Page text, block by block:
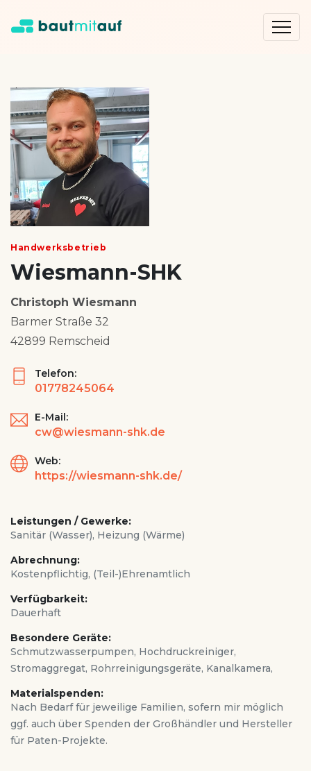
Handwerksbetrieb
Wiesmann-SHK
Christoph Wiesmann
Barmer Straße 32
42899 Remscheid
Telefon:
01778245064
E-Mail:
cw@wiesmann-shk.de
Web:
https://wiesmann-shk.de/
Leistungen / Gewerke:
Sanitär (Wasser), Heizung (Wärme)
Abrechnung:
Kostenpflichtig, (Teil-)Ehrenamtlich
Verfügbarkeit:
Dauerhaft
Besondere Geräte:
Schmutzwasserpumpen, Hochdruckreiniger,
Stromaggregat, Rohrreinigungsgeräte, Kanalkamera,
Materialspenden:
Nach Bedarf für jeweilige Familien, sofern mir möglich
ggf. auch über Spenden der Großhändler und Hersteller
für Paten-Projekte.